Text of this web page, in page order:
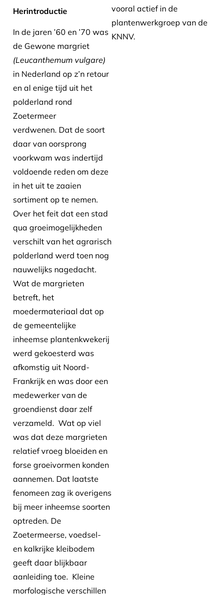
Herintroductie
In de jaren ’60 en ’70 was
de Gewone margriet
(Leucanthemum vulgare)
in Nederland op z’n retour
en al enige tijd uit het
polderland rond
Zoetermeer
verdwenen. Dat de soort
daar van oorsprong
voorkwam was indertijd
voldoende reden om deze
in het uit te zaaien
sortiment op te nemen.
Over het feit dat een stad
qua groeimogelijkheden
verschilt van het agrarisch
polderland werd toen nog
nauwelijks nagedacht.
Wat de margrieten
betreft, het
moedermateriaal dat op
de gemeentelijke
inheemse plantenkwekerij
werd gekoesterd was
afkomstig uit Noord-
Frankrijk en was door een
medewerker van de
groendienst daar zelf
verzameld. Wat op viel
was dat deze margrieten
relatief vroeg bloeiden en
forse groeivormen konden
aannemen. Dat laatste
fenomeen zag ik overigens
bij meer inheemse soorten
optreden. De
Zoetermeerse, voedsel-
en kalkrijke kleibodem
geeft daar blijkbaar
aanleiding toe. Kleine
morfologische verschillen
vooral actief in de
plantenwerkgroep van de
KNNV.